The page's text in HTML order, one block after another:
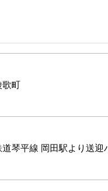
歌町
琴平線 岡田駅より送迎